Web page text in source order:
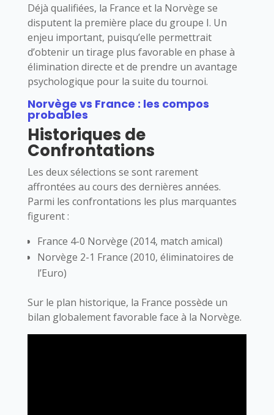
Déjà qualifiées, la France et la Norvège se
disputent la première place du groupe I. Un
enjeu important, puisqu’elle permettrait
d’obtenir un tirage plus favorable en phase à
élimination directe et de prendre un avantage
psychologique pour la suite du tournoi.
Norvège vs France : les compos
probables
Historiques de
Confrontations
Les deux sélections se sont rarement
affrontées au cours des dernières années.
Parmi les confrontations les plus marquantes
figurent :
France 4-0 Norvège (2014, match amical)
Norvège 2-1 France (2010, éliminatoires de
l’Euro)
Sur le plan historique, la France possède un
bilan globalement favorable face à la Norvège.